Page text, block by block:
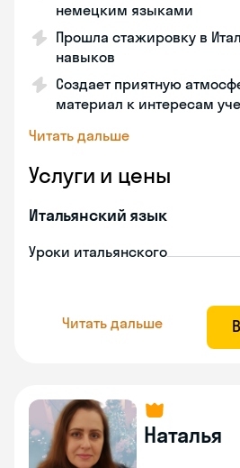
немецким языками
Прошла стажировку в
навыков
Создает приятную
материал к интересам
Читать дальше
Услуги и цены
Итальянский язык
Уроки итальянского
Читать дальше
Наталья